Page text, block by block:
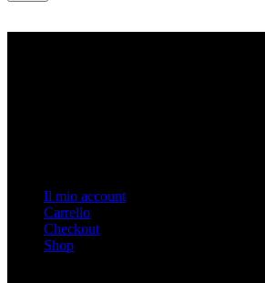
Il mio account
Carrello
Checkout
Shop